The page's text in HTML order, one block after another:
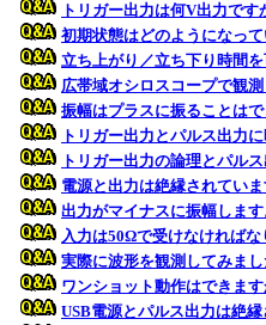
トリガー出力は何V出力です
初期状態はどのようになって
立ち上がり／立ち下り時間
広帯域オシロスコープで観
振幅はプラスに振ることはで
トリガー出力とパルス出力
トリガー出力の論理とパル
電源と出力は絶縁されていま
出力がマイナスに振幅します
入力は50Ωで受けなければな
実際に波形を観測してみま
ワンショット動作はできます
USB電源とパルス出力は絶